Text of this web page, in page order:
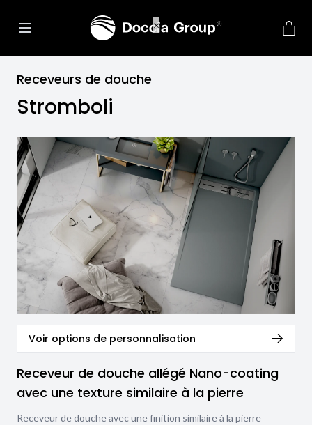
Receveurs de douche
Stromboli
Voir options de personnalisation
Receveur de douche allégé Nano-coating
avec une texture similaire à la pierre
Receveur de douche avec une finition similaire à la pierre